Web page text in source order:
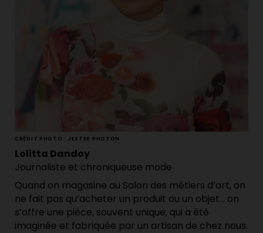
CRÉDIT PHOTO : JESTER PHOTON
Lolitta Dandoy
Journaliste et chroniqueuse mode
Quand on magasine au Salon des métiers d’art, on
ne fait pas qu’acheter un produit ou un objet… on
s’offre une pièce, souvent unique, qui a été
imaginée et fabriquée par un artisan de chez nous.